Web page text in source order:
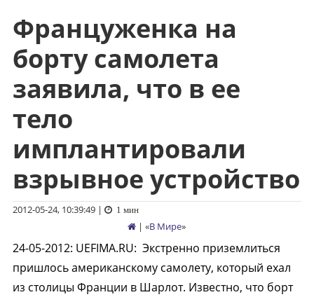
Перейти
содержимому
Француженка на
борту самолета
заявила, что в ее
тело
имплантировали
взрывное устройство
2012-05-24, 10:39:49| 1 мин
| «В Мире»
24-05-2012: UEFIMA.RU: Экстренно приземлиться
пришлось американскому самолету, который ехал
из столицы Франции в Шарлот. Известно, что борт